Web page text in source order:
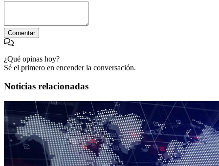
Comentar
¿Qué opinas hoy?
Sé el primero en encender la conversación.
Noticias relacionadas